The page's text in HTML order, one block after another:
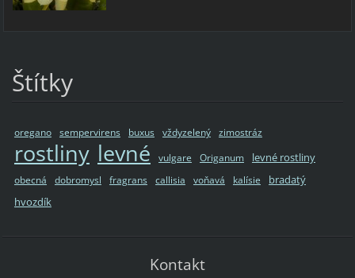
Štítky
oregano sempervirens buxus vždyzelený zimostráz
rostliny levné vulgare Origanum levné rostliny
obecná dobromysl fragrans callisia voňavá kalísie
bradatý
hvozdík
Kontakt